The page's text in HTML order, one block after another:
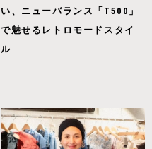
い、ニューバランス「T500」
で魅せるレトロモードスタイ
ル